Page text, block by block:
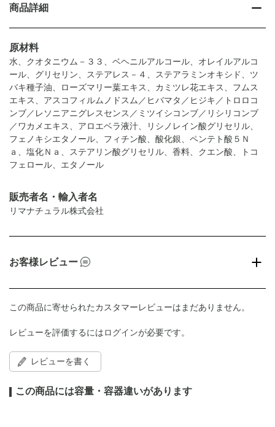
商品詳細
原材料
水、クオタニウム－３３、ベヘニルアルコール、オレイルアルコ
ール、グリセリン、ステアレス－４、ステアラミンオキシド、ツ
バキ種子油、ローズマリー葉エキス、カミツレ花エキス、フムス
エキス、アスコフィルムノドスム／ヒバマタ／ヒジキ／トロロコ
ンブ／レソニアニグレスセンス／ミツイシコンブ／リシリコンブ
／ワカメエキス、アロエベラ液汁、リシノレイン酸グリセリル、
フェノキシエタノール、フィチン酸、酸化銀、ペンテト酸５Ｎ
ａ、塩化Ｎａ、ステアリン酸グリセリル、香料、クエン酸、トコ
フェロール、エタノール
販売者名・輸入者名
リマナチュラル株式会社
お客様レビュー
この商品に寄せられたカスタマーレビューはまだありません。
レビューを評価するにはログインが必要です。
レビューを書く
この商品には容量・容器違いがあります